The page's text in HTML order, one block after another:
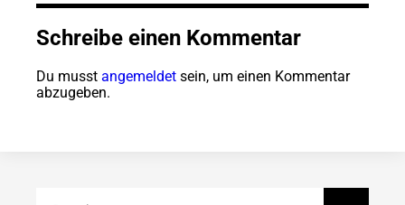
Schreibe einen Kommentar
Du musst angemeldet sein, um einen Kommentar
abzugeben.